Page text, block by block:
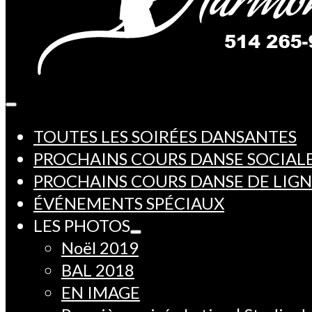
TOUTES LES SOIRÉES DANSANTES
PROCHAINS COURS DANSE
PROCHAINS COURS DANSE DE
ÉVÉNEMENTS SPÉCIAUX
LES PHOTOS
Noël 2019
BAL 2018
EN IMAGE